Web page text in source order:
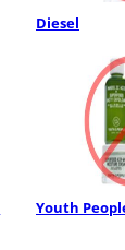
Diesel
Youth